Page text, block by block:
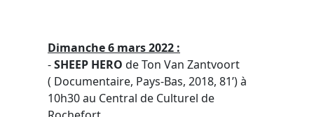
Dimanche 6 mars 2022 :
-SHEEP HERO de Ton Van Zantvoort
( Documentaire, Pays-Bas, 2018, 81’) à
10h30 au Central de Culturel de